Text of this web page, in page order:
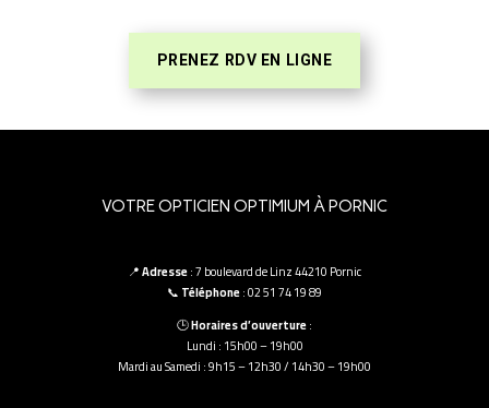
PRENEZ RDV EN LIGNE
VOTRE OPTICIEN OPTIMIUM À PORNIC
📍Adresse: 7 boulevard de Linz 44210 Pornic
📞 Téléphone: 02 51 74 19 89
🕒Horaires d’ouverture:
Lundi : 15h00 – 19h00
Mardi au Samedi : 9h15 – 12h30 / 14h30 – 19h00